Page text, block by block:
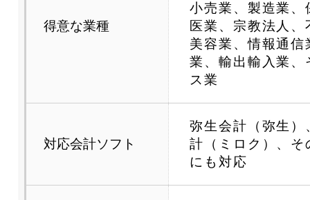
得意な業種
小売業、製造業、
医業、宗教法人
美容業、情報通信
業、輸出輸入業、
ス業
対応会計ソフト
弥生会計（弥生）
計（ミロク）、そ
にも対応